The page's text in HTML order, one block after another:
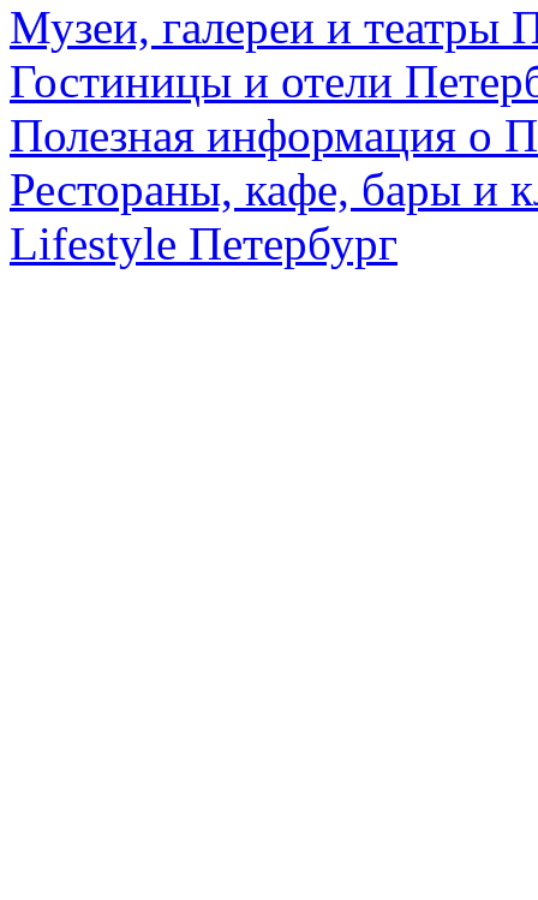
Музеи, галереи и театры
Гостиницы и отели
Полезная информация о
Рестораны, кафе, бары и
Lifestyle Петербург